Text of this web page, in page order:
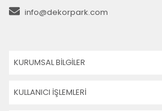
info@dekorpark.com
KURUMSAL BİLGİLER
KULLANICI İŞLEMLERİ